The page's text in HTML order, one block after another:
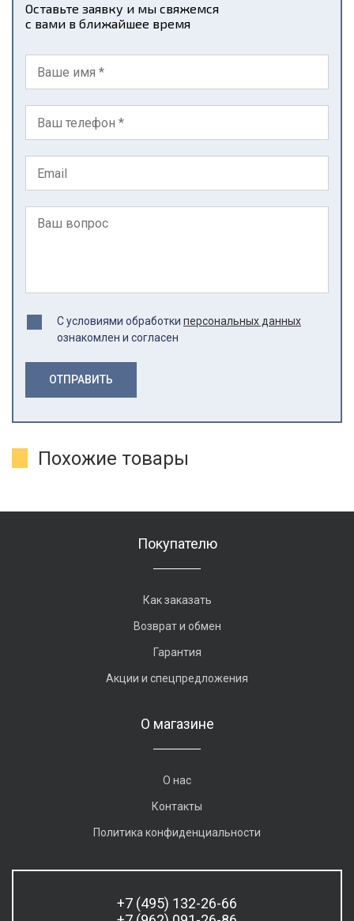
Оставьте заявку и мы свяжемся
с вами в ближайшее время
С условиями обработки персональных данных
ознакомлен и согласен
ОТПРАВИТЬ
Похожие товары
Покупателю
Как заказать
Возврат и обмен
Гарантия
Акции и спецпредложения
О магазине
О нас
Контакты
Политика конфиденциальности
+7 (495) 132-26-66